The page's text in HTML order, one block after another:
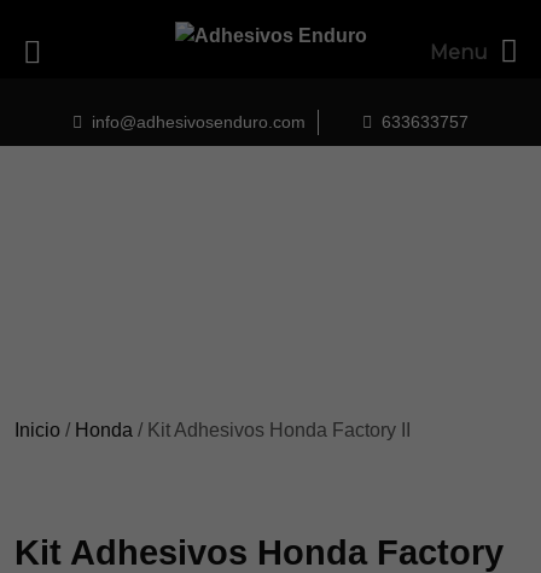
content
info@adhesivosenduro.com 633633757
Inicio / Honda / Kit Adhesivos Honda Factory II
Kit Adhesivos Honda Factory
Menu